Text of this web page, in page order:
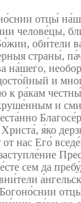
отцы́
челове́цы,
оби́тели
страны́,
на́шего,
и
к ра́кам
и
я́ко
нас Его́
сем да